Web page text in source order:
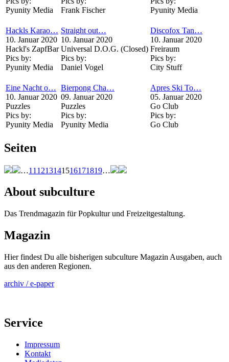
Pyunity Media
Frank Fischer
Pyunity Media
Hackls Karao…
10. Januar 2020
Hackl's ZapfBar
Pics by:
Pyunity Media
Straight out…
10. Januar 2020
Universal D.O.G. (Closed)
Pics by:
Daniel Vogel
Discofox Tan…
10. Januar 2020
Freiraum
Pics by:
City Stuff
Eine Nacht o…
10. Januar 2020
Puzzles
Pics by:
Pyunity Media
Bierpong Cha…
09. Januar 2020
Puzzles
Pics by:
Pyunity Media
Apres Ski To…
05. Januar 2020
Go Club
Pics by:
Go Club
Seiten
…11 1213141516171819…
About subculture
Das Trendmagazin für Popkultur und Freizeitgestaltung.
Magazin
Hier findest Du alle bisherigen subculture Magazin Ausgaben, auch
aus den anderen Regionen.
archiv / e-paper
Service
Impressum
Kontakt